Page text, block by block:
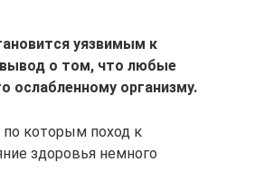
уязвимым к
вывод о том, что любые
ослабленному организму.
которым поход к
здоровья немного